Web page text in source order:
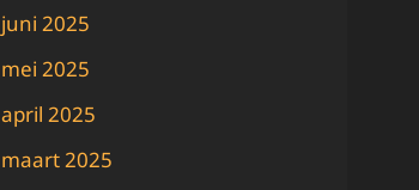
juni 2025
mei 2025
april 2025
maart 2025